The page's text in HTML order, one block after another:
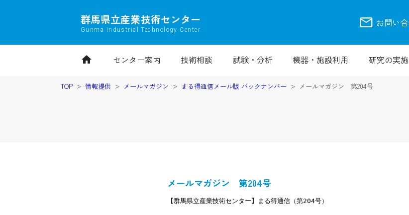
群馬県立産業技術センター
Gunma Industrial Technology Center mail お問い
home センター案内 技術相談 試験・分析 機器・施設利用 研究の実施
TOP 情報提供 メールマガジン まる得通信メール版 バックナンバー メールマガジン 第204号
メールマガジン 第204号
【群馬県立産業技術センター】まる得通信（第204号）